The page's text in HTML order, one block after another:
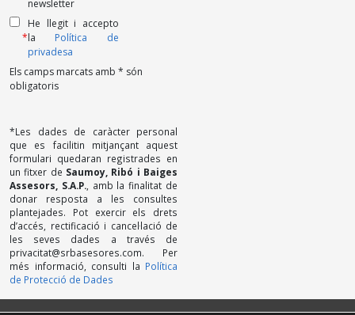
Els camps marcats amb * són
obligatoris
newsletter
*
He llegit i accepto
la Política de
privadesa
*Les dades de caràcter personal
que es facilitin mitjançant aquest
formulari quedaran registrades en
un fitxer de Saumoy, Ribó i Baiges
Assesors, S.A.P., amb la finalitat de
donar resposta a les consultes
plantejades. Pot exercir els drets
d’accés, rectificació i cancel·lació de
les seves dades a través de
privacitat@srbasesores.com. Per
més informació, consulti la Política
de Protecció de Dades